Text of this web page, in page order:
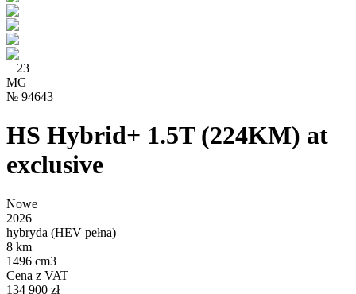
+ 23
MG
№ 94643
HS Hybrid+ 1.5T (224KM) at
exclusive
Nowe
2026
hybryda (HEV pełna)
8 km
1496 cm3
Cena z VAT
134 900 zł